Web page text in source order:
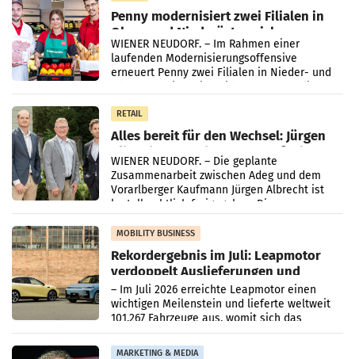
Penny modernisiert zwei Filialen in
Ober- und Niederösterreich
WIENER NEUDORF. – Im Rahmen einer
laufenden Modernisierungsoffensive
erneuert Penny zwei Filialen in Nieder- und
RETAIL
Alles bereit für den Wechsel: Jürgen
Albrecht setzt ab 1.1.2027 auf Adeg
WIENER NEUDORF. – Die geplante
Zusammenarbeit zwischen Adeg und dem
Vorarlberger Kaufmann Jürgen Albrecht ist
kartellrechtlich freigegeben: Die
Bundeswettbewerbsbehörde und der
Bundeskartellanwalt
MOBILITY BUSINESS
Rekordergebnis im Juli: Leapmotor
verdoppelt Auslieferungen und
überschreitet die 100.000er-Marke
– Im Juli 2026 erreichte Leapmotor einen
wichtigen Meilenstein und lieferte weltweit
101.267 Fahrzeuge aus, womit sich das
Ergebnis gegenüber Juli 2025 mehr als
verdoppelte (+102
MARKETING & MEDIA